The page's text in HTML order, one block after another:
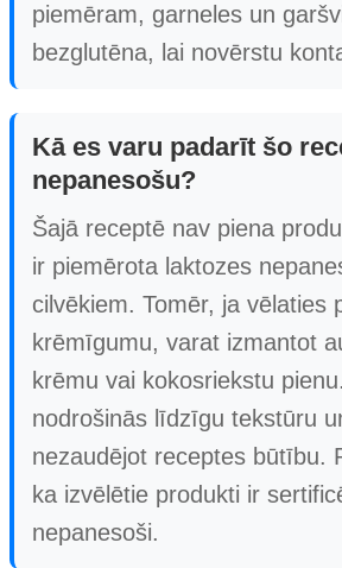
piemēram, garneles un
bezglutēna, lai novērstu
Kā es varu padarīt šo
nepanesošu?
Šajā receptē nav piena
ir piemērota laktozes
cilvēkiem. Tomēr, ja vēlaties
krēmīgumu, varat izmantot
krēmu vai kokosriekstu
nodrošinās līdzīgu tekstūru
nezaudējot receptes būtību.
ka izvēlētie produkti ir
nepanesoši.